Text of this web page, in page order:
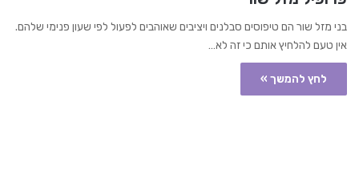
בני מזל שור הם טיפוסים סבלנים ויציבים שאוהבים לפעול לפי שעון פנימי שלהם.
אין טעם להלחיץ אותם כי זה לא…
לחץ להמשך »